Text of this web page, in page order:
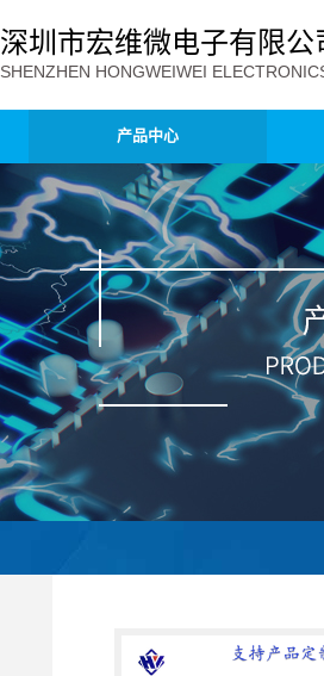
深圳市宏维微电子有限公
SHENZHEN HONGWEIWEI
产品中心